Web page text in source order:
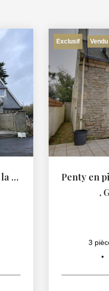
Charmante maison sur la commune de Plomeur
Exclusif
,
3